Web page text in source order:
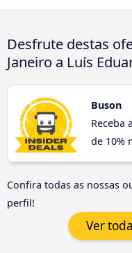
Desfrute destas
Janeiro a Luís
Buson
Receba
de 10%
Confira todas as nossas
perfil!
Ver